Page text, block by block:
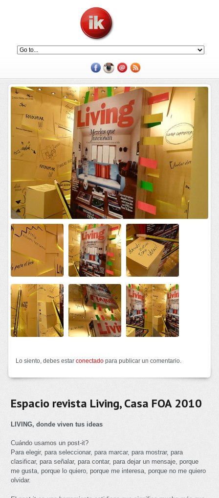
Lo siento, debes estar conectadopara publicar un comentario.
Espacio revista Living, Casa FOA 2010
LIVING, donde viven tus ideas
Cuándo usamos un post-it?
Para elegir, para seleccionar, para marcar, para mostrar, para
clasificar, para señalar, para contar, para dejar un mensaje, porque
me gusta, porque lo quiero, porque me interesa, porque no me quiero
olvidar.